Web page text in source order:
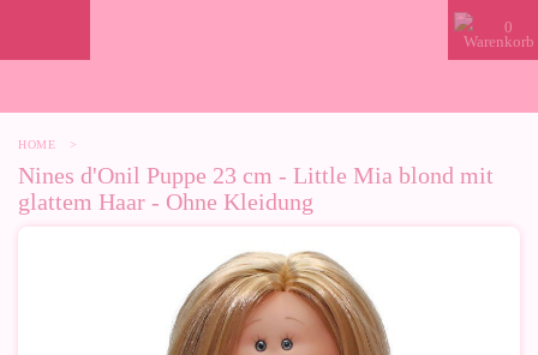
0
HOME >
Nines d'Onil Puppe 23 cm - Little Mia blond mit
glattem Haar - Ohne Kleidung